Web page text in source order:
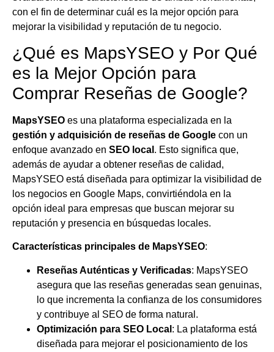
con el fin de determinar cuál es la mejor opción para
mejorar la visibilidad y reputación de tu negocio.
¿Qué es MapsYSEO y Por Qué
es la Mejor Opción para
Comprar Reseñas de Google?
MapsYSEO es una plataforma especializada en la
gestión y adquisición de reseñas de Google con un
enfoque avanzado en SEO local . Esto significa que,
además de ayudar a obtener reseñas de calidad,
MapsYSEO está diseñada para optimizar la visibilidad de
los negocios en Google Maps, convirtiéndola en la
opción ideal para empresas que buscan mejorar su
reputación y presencia en búsquedas locales.
Características principales de MapsYSEO:
Reseñas Auténticas y Verificadas: MapsYSEO
asegura que las reseñas generadas sean genuinas,
lo que incrementa la confianza de los consumidores
y contribuye al SEO de forma natural.
Optimización para SEO Local : La plataforma está
diseñada para mejorar el posicionamiento de los